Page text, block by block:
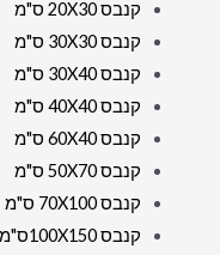
קנבס 20X30 ס"מ
קנבס 30X30 ס"מ
קנבס 30X40 ס"מ
קנבס 40X40 ס"מ
קנבס 60X40 ס"מ
קנבס 50X70 ס"מ
קנבס 70X100 ס"מ
קנבס 100X150ס"מ